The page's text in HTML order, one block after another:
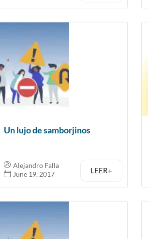
Un lujo de samborjinos
Alejandro Falla
June 19, 2017
LEER+